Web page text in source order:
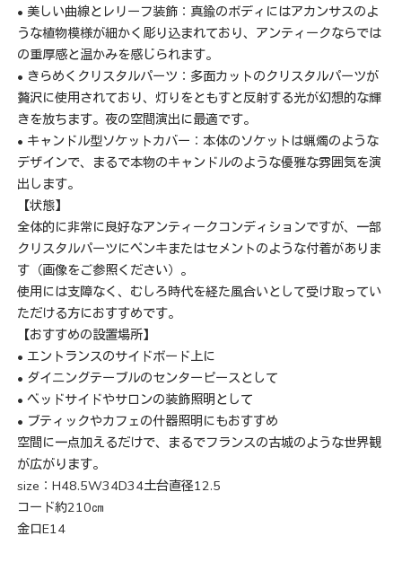
• 美しい曲線とレリーフ装飾：真鍮のボディにはアカンサスのよ
うな植物模様が細かく彫り込まれており、アンティークならでは
の重厚感と温かみを感じられます。
• きらめくクリスタルパーツ：多面カットのクリスタルパーツが
贅沢に使用されており、灯りをともすと反射する光が幻想的な輝
きを放ちます。夜の空間演出に最適です。
• キャンドル型ソケットカバー：本体のソケットは蝋燭のような
デザインで、まるで本物のキャンドルのような優雅な雰囲気を演
出します。
【状態】
全体的に非常に良好なアンティークコンディションですが、一部
クリスタルパーツにペンキまたはセメントのような付着がありま
す（画像をご参照ください）。
使用には支障なく、むしろ時代を経た風合いとして受け取ってい
ただける方におすすめです。
【おすすめの設置場所】
• エントランスのサイドボード上に
• ダイニングテーブルのセンターピースとして
• ベッドサイドやサロンの装飾照明として
• ブティックやカフェの什器照明にもおすすめ
空間に一点加えるだけで、まるでフランスの古城のような世界観
が広がります。
size：H48.5W34D34土台直径12.5
コード約210㎝
金口E14